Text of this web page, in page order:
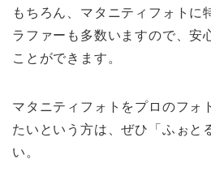
もちろん、マタニティフォトに
ラファーも多数いますので、安
ことができます。
マタニティフォトをプロのフォ
たいという方は、ぜひ「ふぉと
い。